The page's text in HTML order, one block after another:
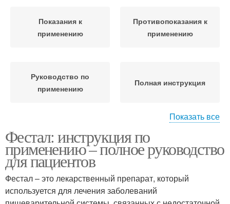
Показания к
применению
Противопоказания к
применению
Руководство по
применению
Полная инструкция
беременности
применения
Подготовка к
применению
Применение в период
Показать все
Фестал: инструкция по
применению – полное руководство
для пациентов
Фестал – это лекарственный препарат, который
используется для лечения заболеваний